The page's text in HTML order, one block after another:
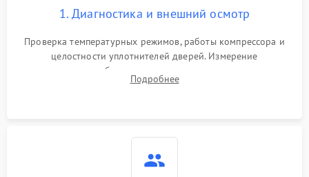
работе
2000 ₽ Подробнее →
1000 ₽
1800 ₽
1. Диагностика и внешний осмотр
Проверка температурных режимов, работы компрессора и
целостности уплотнителей дверей. Измерение
сопротивления обмоток мотора, проверка термостата и
считывание кодов ошибок с электронного дисплея.
Подробнее